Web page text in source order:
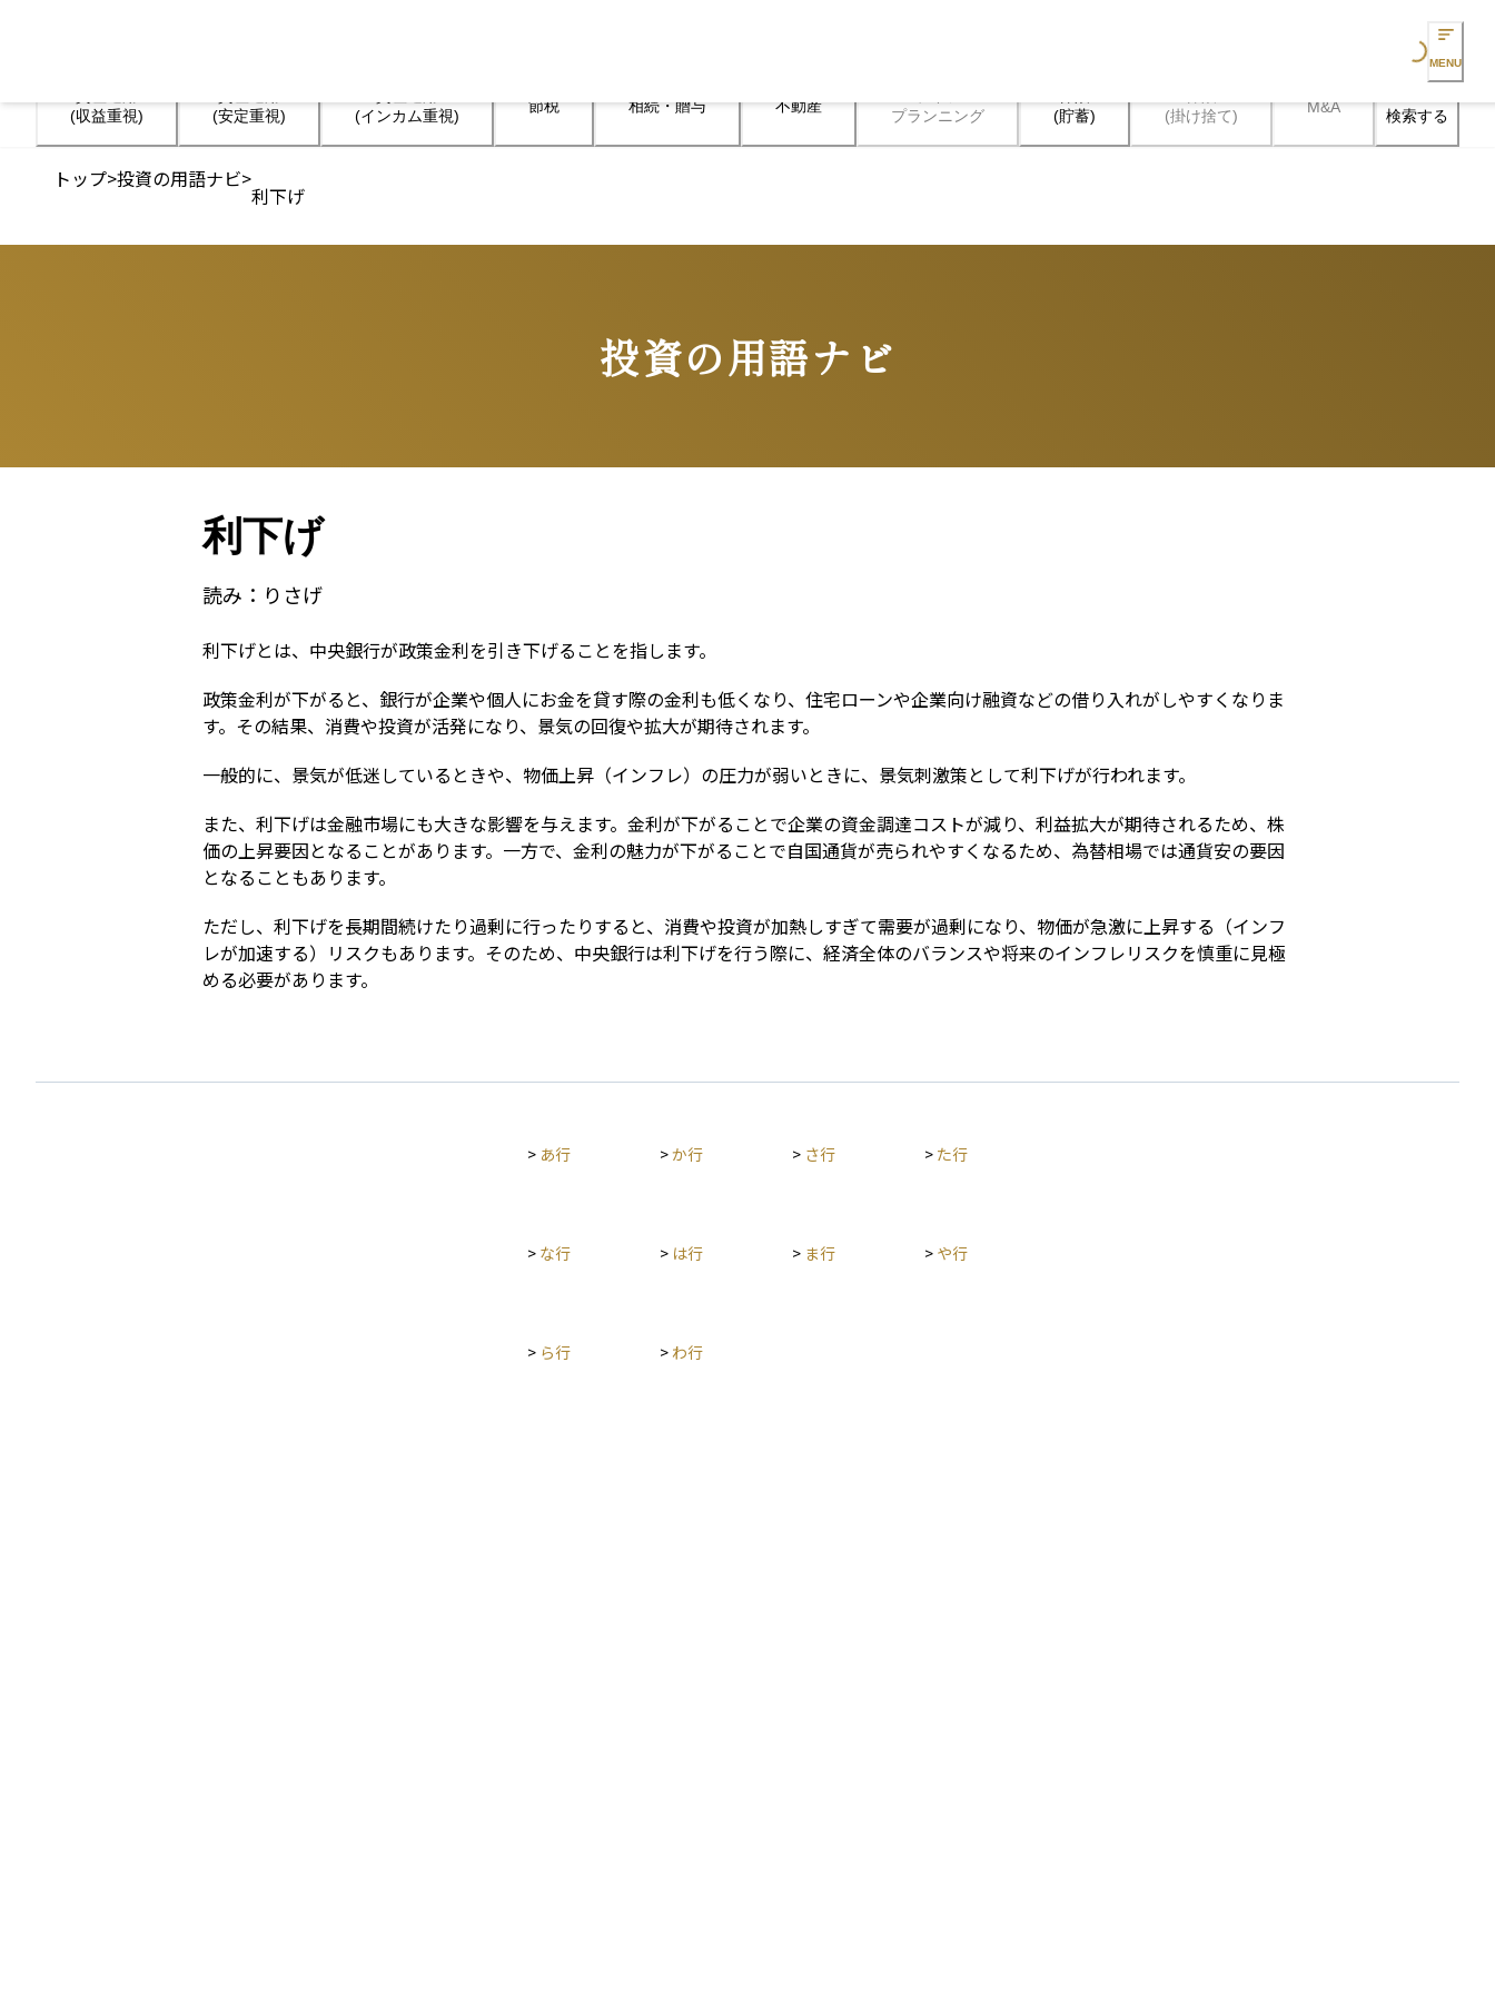
Loading...MENU
(収益重視)
(安定重視)
(インカム重視)
節税 相続・贈与 不動産
プランニング
(貯蓄)
(掛け捨て)
M&A 検索する
トップ>投資の用語ナビ>
利下げ
投資の用語ナビ
Terms
利下げ
読み： りさげ
利下げとは、中央銀行が政策金利を引き下げることを指します。
政策金利が下がると、銀行が企業や個人にお金を貸す際の金利も低くなり、住宅ローンや企業向け融資などの借り入れがしやすくなりま
す。その結果、消費や投資が活発になり、景気の回復や拡大が期待されます。
一般的に、景気が低迷しているときや、物価上昇（インフレ）の圧力が弱いときに、景気刺激策として利下げが行われます。
また、利下げは金融市場にも大きな影響を与えます。金利が下がることで企業の資金調達コストが減り、利益拡大が期待されるため、株
価の上昇要因となることがあります。一方で、金利の魅力が下がることで自国通貨が売られやすくなるため、為替相場では通貨安の要因
となることもあります。
ただし、利下げを長期間続けたり過剰に行ったりすると、消費や投資が加熱しすぎて需要が過剰になり、物価が急激に上昇する（インフ
レが加速する）リスクもあります。そのため、中央銀行は利下げを行う際に、経済全体のバランスや将来のインフレリスクを慎重に見極
める必要があります。
> あ行 >か行 > さ行 > た行
> な行 > は行 > ま行 > や行
> ら行 > わ行